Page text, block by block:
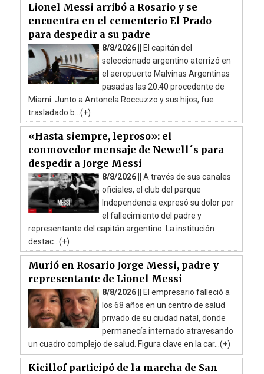
Lionel Messi arribó a Rosario y se
encuentra en el cementerio El Prado
para despedir a su padre
8/8/2026 ||
El capitán del
seleccionado argentino aterrizó en
el aeropuerto Malvinas Argentinas
pasadas las 20:40 procedente de
Miami. Junto a Antonela Roccuzzo y sus hijos, fue
trasladado b...(+)
«Hasta siempre, leproso»: el
conmovedor mensaje de Newell´s para
despedir a Jorge Messi
8/8/2026 || A través de sus canales
oficiales, el club del parque
Independencia expresó su dolor por
el fallecimiento del padre y
representante del capitán argentino. La institución
destac...(+)
Murió en Rosario Jorge Messi, padre y
representante de Lionel Messi
8/8/2026 ||
El empresario falleció a
los 68 años en un centro de salud
privado de su ciudad natal, donde
permanecía internado atravesando
un cuadro complejo de salud. Figura clave en la car...(+)
Kicillof participó de la marcha de San